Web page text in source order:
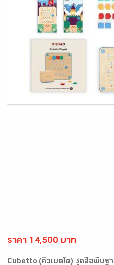
ราคา 14,500 บาท
Cubetto (คิวเบตโต) ชุดสื่อพื้นฐ